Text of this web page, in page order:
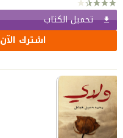
تحميل الكتاب
اشترك الآن